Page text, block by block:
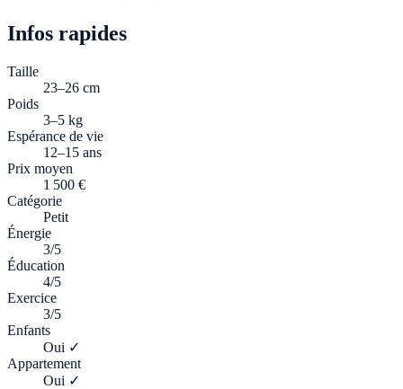
Infos rapides
Taille
23–26 cm
Poids
3–5 kg
Espérance de vie
12–15 ans
Prix moyen
1 500 €
Catégorie
Petit
Énergie
3/5
Éducation
4/5
Exercice
3/5
Enfants
Oui ✓
Appartement
Oui ✓